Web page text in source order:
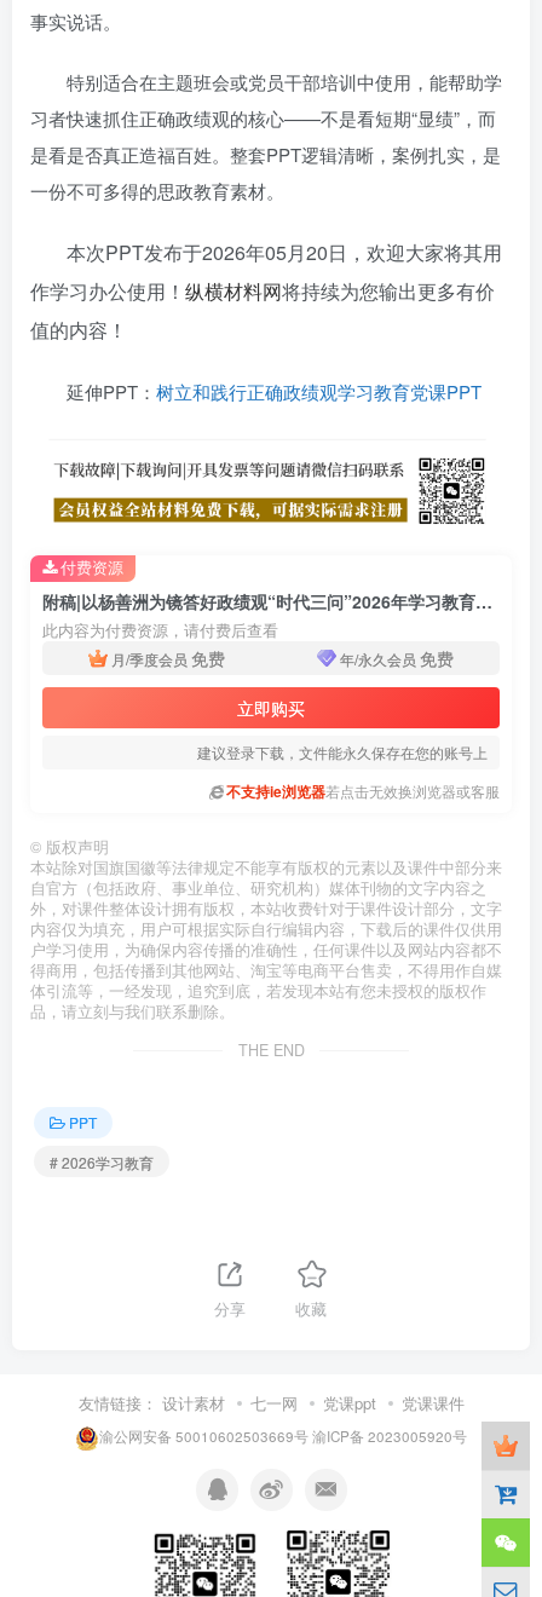
事实说话。
特别适合在主题班会或党员干部培训中使用，能帮助学
习者快速抓住正确政绩观的核心——不是看短期“显绩”，而
是看是否真正造福百姓。整套PPT逻辑清晰，案例扎实，是
一份不可多得的思政教育素材。
本次PPT发布于2026年05月20日，欢迎大家将其用
作学习办公使用！ 纵横材料网将持续为您输出更多有价
值的内容！
延伸PPT： 树立和践行正确政绩观学习教育党课PPT
附稿|以杨善洲为镜答好政绩观“时代三问”2026年学习教育专题党课PPT课件
此内容为付费资源，请付费后查看
月/季度会员 免费 年/永久会员 免费
立即购买
建议登录下载，文件能永久保存在您的账号上
不支持ie浏览器若点击无效换浏览器或客服
付费资源
© 版权声明
本站除对国旗国徽等法律规定不能享有版权的元素以及课件中部分来
自官方（包括政府、事业单位、研究机构）媒体刊物的文字内容之
外，对课件整体设计拥有版权，本站收费针对于课件设计部分，文字
内容仅为填充，用户可根据实际自行编辑内容，下载后的课件仅供用
户学习使用，为确保内容传播的准确性，任何课件以及网站内容都不
得商用，包括传播到其他网站、淘宝等电商平台售卖，不得用作自媒
体引流等，一经发现，追究到底，若发现本站有您未授权的版权作
品，请立刻与我们联系删除。
THE END
PPT
# 2026学习教育
分享 收藏
友情链接： 设计素材 七一网 党课ppt 党课课件
渝公网安备 50010602503669号渝ICP备 2023005920号